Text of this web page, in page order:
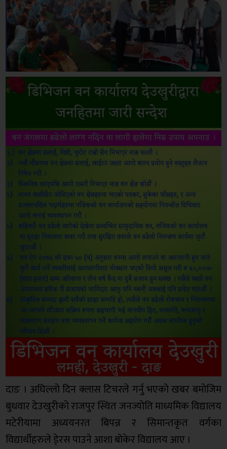
दाङ । अघिल्लो दिन क्लास टिचरले गर्नु भएको खबर बमोजिम
बुधवार देउखुरीको राजपुर स्थित जनज्योति माध्यमिक विद्यालय
मटेरीयामा अध्ययनरत बिपन्न र सिमान्तकृत वर्गका
विद्यार्थीहरुले डे्रस पाउने आशा बोकेर विद्यालय आए ।